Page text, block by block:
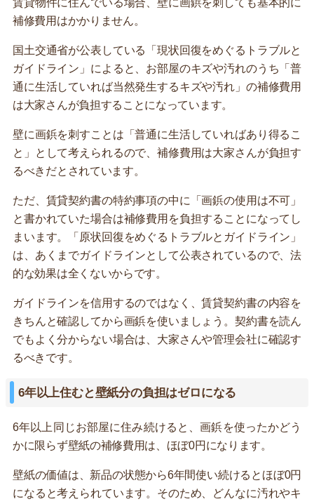
補修費用はかかりません。
国土交通省が公表している「現状回復をめぐるトラブルと
ガイドライン」によると、お部屋のキズや汚れのうち「普
通に生活していれば当然発生するキズや汚れ」の補修費用
は大家さんが負担することになっています。
壁に画鋲を刺すことは「普通に生活していればあり得るこ
と」として考えられるので、補修費用は大家さんが負担す
るべきだとされています。
ただ、賃貸契約書の特約事項の中に「画鋲の使用は不可」
と書かれていた場合は補修費用を負担することになってし
まいます。「原状回復をめぐるトラブルとガイドライン」
は、あくまでガイドラインとして公表されているので、法
的な効果は全くないからです。
ガイドラインを信用するのではなく、賃貸契約書の内容を
きちんと確認してから画鋲を使いましょう。契約書を読ん
でもよく分からない場合は、大家さんや管理会社に確認す
るべきです。
6年以上住むと壁紙分の負担はゼロになる
6年以上同じお部屋に住み続けると、画鋲を使ったかどう
かに限らず壁紙の補修費用は、ほぼ0円になります。
壁紙の価値は、新品の状態から6年間使い続けるとほぼ0円
になると考えられています。そのため、どんなに汚れやキ